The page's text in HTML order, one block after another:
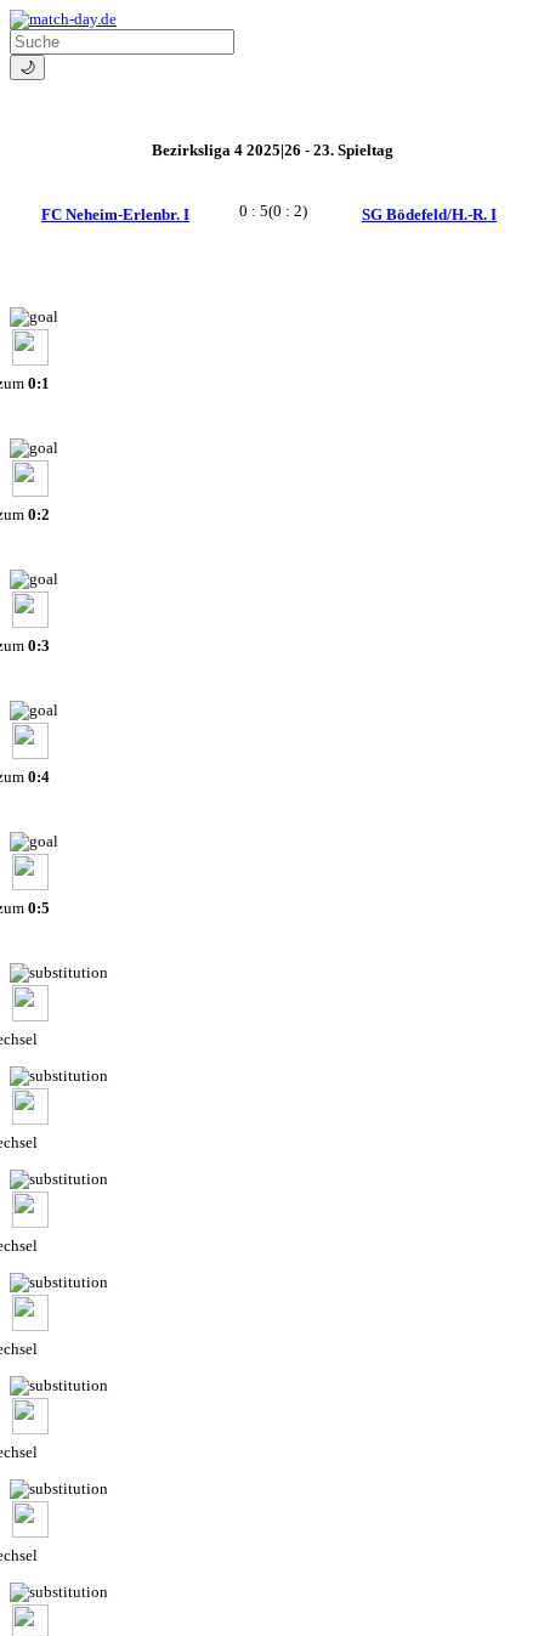
🌙
Bezirksliga 4 2025|26 - 23. Spieltag
FC Neheim-Erlenbr. I 0 : 5(0 : 2) SG Bödefeld/H.-R. I
0:1
0:2
0:3
0:4
0:5